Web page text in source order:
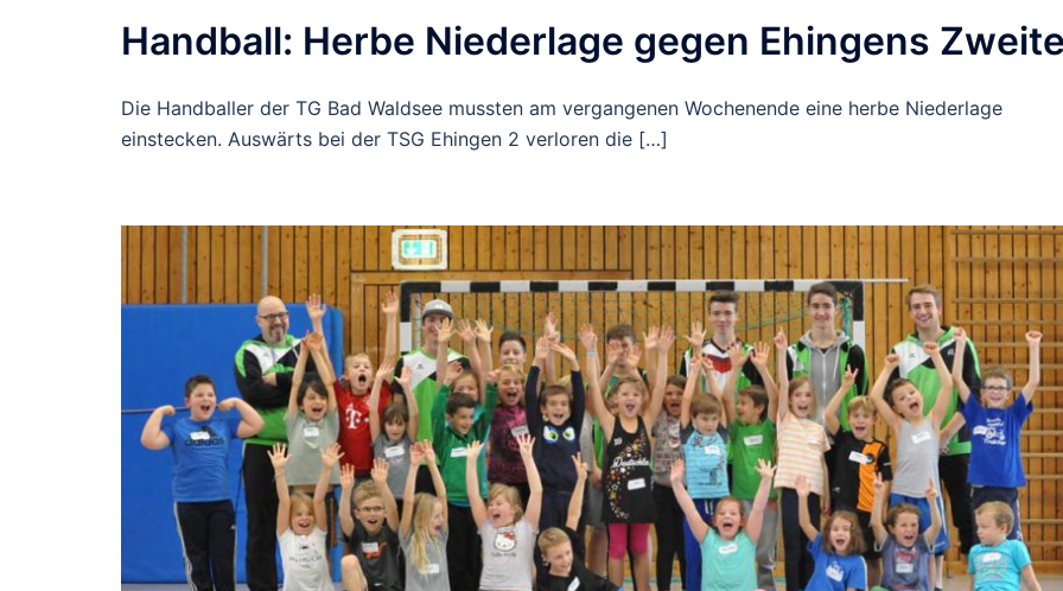
Handball: Herbe Niederlage gegen Ehingens
Die Handballer der TG Bad Waldsee mussten am vergangenen Wochenende eine herbe Niederlage
einstecken. Auswärts bei der TSG Ehingen 2 verloren die […]